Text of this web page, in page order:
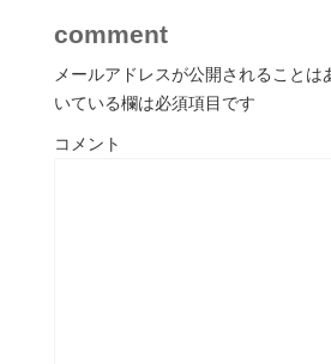
comment
メールアドレスが公開されることは
いている欄は必須項目です
コメント